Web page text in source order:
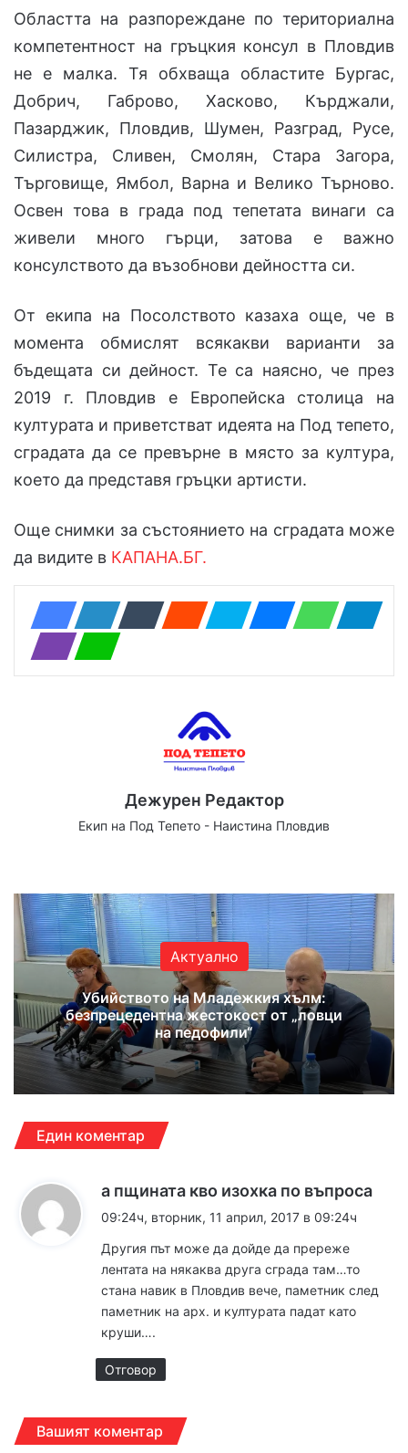
Областта на разпореждане по териториална
компетентност на гръцкия консул в Пловдив
не е малка. Тя обхваща областите Бургас,
Добрич, Габрово, Хасково, Кърджали,
Пазарджик, Пловдив, Шумен, Разград, Русе,
Силистра, Сливен, Смолян, Стара Загора,
Търговище, Ямбол, Варна и Велико Търново.
Освен това в града под тепетата винаги са
живели много гърци, затова е важно
консулството да възобнови дейността си.
От екипа на Посолството казаха още, че в
момента обмислят всякакви варианти за
бъдещата си дейност. Те са наясно, че през
2019 г. Пловдив е Европейска столица на
културата и приветстват идеята на Под тепето,
сградата да се превърне в място за култура,
което да представя гръцки артисти.
Още снимки за състоянието на сградата може
да видите в КАПАНА.БГ.
Дежурен Редактор
Екип на Под Тепето - Наистина Пловдив
te bo
ok
ub
e
ra
m
Актуално
Убийството на Младежкия хълм:
безпрецедентна жестокост от „ловци
на педофили“
Един коментар
а пщината кво изохка по въпроса
09:24ч, вторник, 11 април, 2017 в 09:24ч
Другия път може да дойде да пререже
лентата на някаква друга сграда там…то
стана навик в Пловдив вече, паметник след
паметник на арх. и културата падат като
круши….
Отговор
Вашият коментар